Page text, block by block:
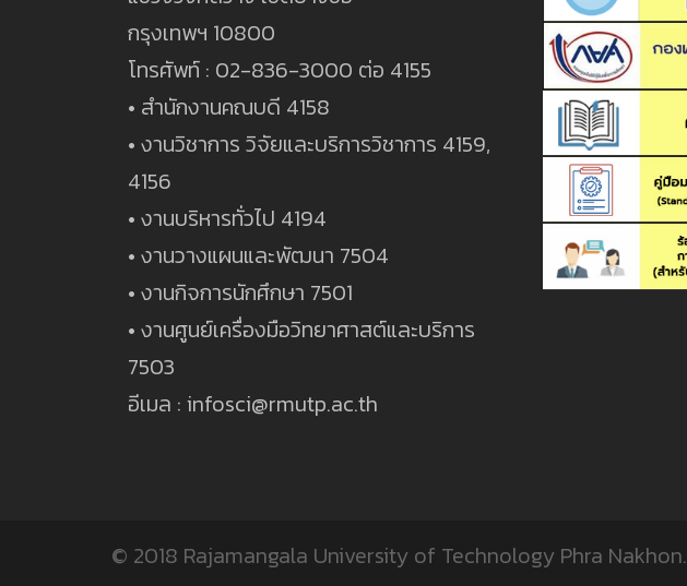
กรุงเทพฯ 10800
โทรศัพท์ : 02-836-3000 ต่อ 4155
• สำนักงานคณบดี 4158
• งานวิชาการ วิจัยและบริการวิชาการ 4159,
4156
• งานบริหารทั่วไป 4194
• งานวางแผนและพัฒนา 7504
• งานกิจการนักศึกษา 7501
• งานศูนย์เครื่องมือวิทยาศาสต์และบริการ
7503
อีเมล : infosci@rmutp.ac.th
© 2018 Rajamangala University of Technology Phra Nakhon.